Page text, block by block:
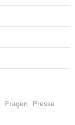
Fragen
Presse